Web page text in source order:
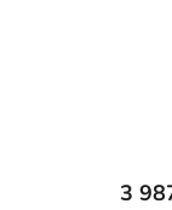
3